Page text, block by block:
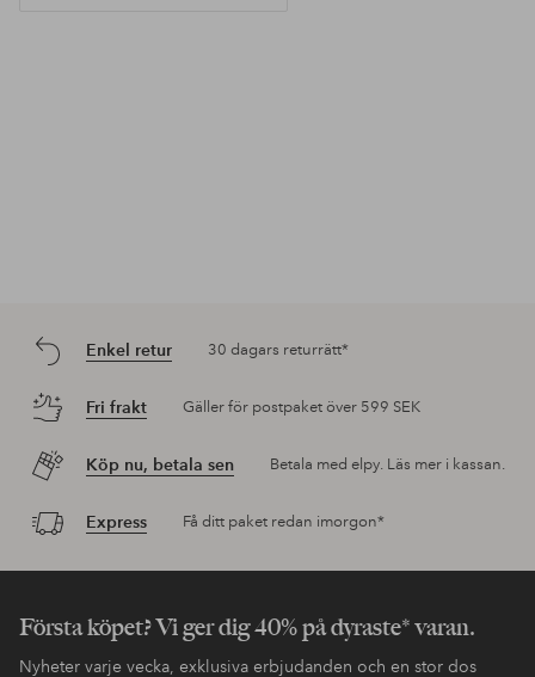
Enkel retur 30 dagars returrätt*
Fri frakt Gäller för postpaket över 599 SEK
Köp nu, betala sen Betala med elpy. Läs mer i kassan.
Express Få ditt paket redan imorgon*
Första köpet? Vi ger dig 40% på dyraste* varan.
Nyheter varje vecka, exklusiva erbjudanden och en stor dos